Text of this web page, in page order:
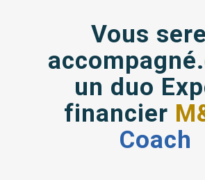
Vous
un duo
financier
Coach